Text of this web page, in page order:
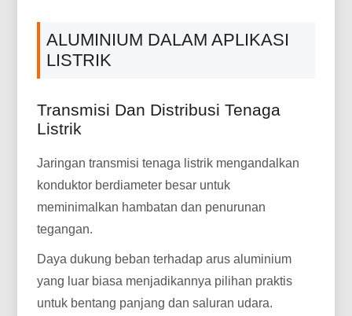
ALUMINIUM DALAM APLIKASI
LISTRIK
Transmisi Dan Distribusi Tenaga
Listrik
Jaringan transmisi tenaga listrik mengandalkan
konduktor berdiameter besar untuk
meminimalkan hambatan dan penurunan
tegangan.
Daya dukung beban terhadap arus aluminium
yang luar biasa menjadikannya pilihan praktis
untuk bentang panjang dan saluran udara.